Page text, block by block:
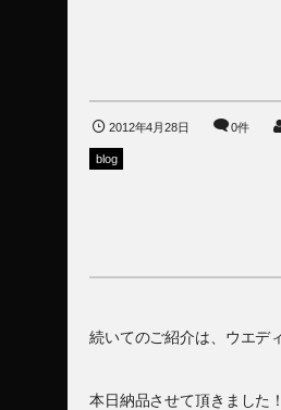
2012年4月28日 0件
blog
続いてのご紹介は、ウエデ
本日納品させて頂きました！